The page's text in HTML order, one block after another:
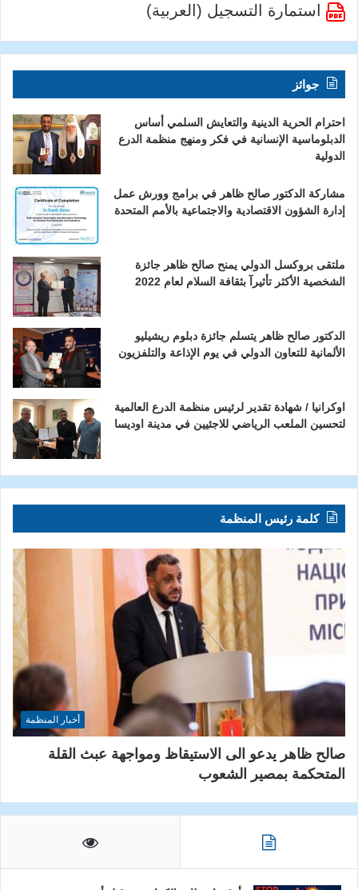
استمارة التسجيل (العربية)
جوائز
احترام الحرية الدينية والتعايش السلمي أساس
الدبلوماسية الإنسانية في فكر ومنهج منظمة الدرع
الدولية
مشاركة الدكتور صالح ظاهر في برامج وورش عمل
إدارة الشؤون الاقتصادية والاجتماعية بالأمم المتحدة
ملتقى بروكسل الدولي يمنح صالح ظاهر جائزة
الشخصية الأكثر تأثيرآ بثقافة السلام لعام 2022
الدكتور صالح ظاهر يتسلم جائزة دبلوم ريشيليو
الألمانية للتعاون الدولي في يوم الإذاعة والتلفزيون
اوكرانيا / شهادة تقدير لرئيس منظمة الدرع العالمية
لتحسين الملعب الرياضي للاجئيين في مدينة اوديسا
كلمة رئيس المنظمة
أخبار المنظمة
صالح ظاهر يدعو الى الاستيقاظ ومواجهة عبث القلة
المتحكمة بمصير الشعوب